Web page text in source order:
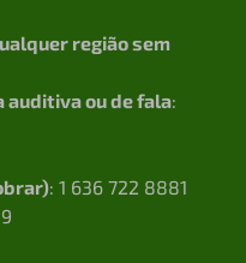
região sem
auditiva ou de fala:
: 1 636 722 8881